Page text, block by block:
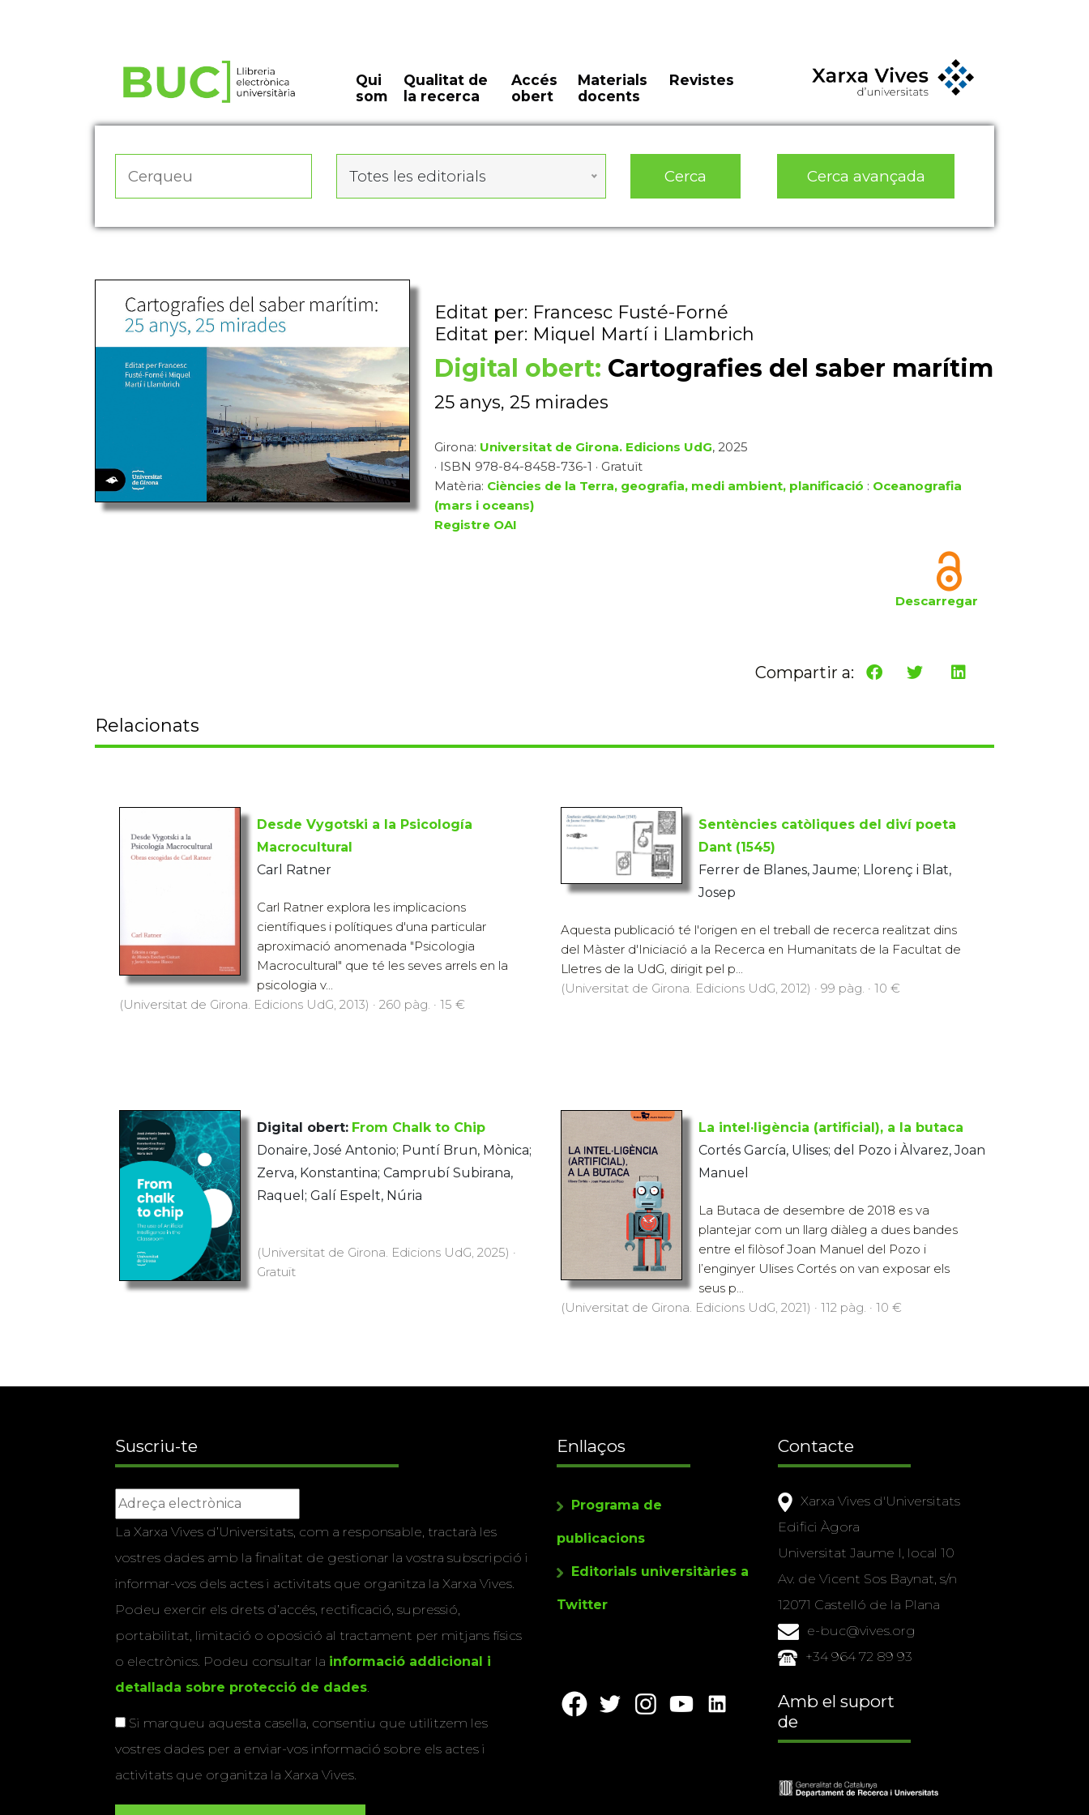
Qui
som
Qualitat de
la recerca
Accés
obert
Materials
docents
Revistes
Totes les editorials Cerca Cerca avançada
Editat per: Francesc Fusté-Forné
Editat per: Miquel Martí i Llambrich
Digital obert: Cartografies del saber marítim
25 anys, 25 mirades
Girona: Universitat de Girona. Edicions UdG, 2025
· ISBN 978-84-8458-736-1 · Gratuït
Matèria: Ciències de la Terra, geografia, medi ambient, planificació : Oceanografia
(mars i oceans)
Registre OAI
Descarregar
Compartir a:
Relacionats
Desde Vygotski a la Psicología
Macrocultural
Carl Ratner
Carl Ratner explora les implicacions
científiques i polítiques d'una particular
aproximació anomenada "Psicologia
Macrocultural" que té les seves arrels en la
psicologia v...
(Universitat de Girona. Edicions UdG, 2013) · 260 pàg. · 15 €
Sentències catòliques del diví poeta
Dant (1545)
Ferrer de Blanes, Jaume; Llorenç i Blat,
Josep
Aquesta publicació té l'origen en el treball de recerca realitzat dins
del Màster d'Iniciació a la Recerca en Humanitats de la Facultat de
Lletres de la UdG, dirigit pel p...
(Universitat de Girona. Edicions UdG, 2012) · 99 pàg. · 10 €
Digital obert: From Chalk to Chip
Donaire, José Antonio; Puntí Brun, Mònica;
Zerva, Konstantina; Camprubí Subirana,
Raquel; Galí Espelt, Núria
(Universitat de Girona. Edicions UdG, 2025) ·
Gratuït
La intel·ligència (artificial), a la butaca
Cortés García, Ulises; del Pozo i Àlvarez, Joan
Manuel
La Butaca de desembre de 2018 es va
plantejar com un llarg diàleg a dues bandes
entre el filòsof Joan Manuel del Pozo i
l’enginyer Ulises Cortés on van exposar els
seus p...
(Universitat de Girona. Edicions UdG, 2021) · 112 pàg. · 10 €
Suscriu-te
La Xarxa Vives d’Universitats, com a responsable, tractarà les
vostres dades amb la finalitat de gestionar la vostra subscripció i
informar-vos dels actes i activitats que organitza la Xarxa Vives.
Podeu exercir els drets d’accés, rectificació, supressió,
portabilitat, limitació o oposició al tractament per mitjans físics
o electrònics. Podeu consultar la informació addicional i
detallada sobre protecció de dades.
Si marqueu aquesta casella, consentiu que utilitzem les
vostres dades per a enviar-vos informació sobre els actes i
activitats que organitza la Xarxa Vives.
Enllaços
Programa de
publicacions
Editorials universitàries a
Twitter
Contacte
Xarxa Vives d'Universitats
Edifici Àgora
Universitat Jaume I, local 10
Av. de Vicent Sos Baynat, s/n
12071 Castelló de la Plana
e-buc@vives.org
+34 964 72 89 93
Amb el suport
de